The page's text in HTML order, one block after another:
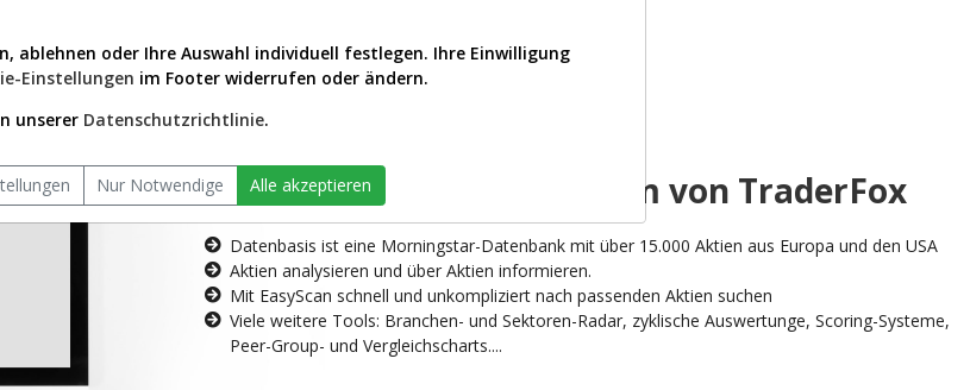
AKTIEN-TERMINAL
Die Aktienanalyse-Plattform von TraderFox
Datenbasis ist eine Morningstar-Datenbank mit über 15.000 Aktien aus Europa und den USA
Aktien analysieren und über Aktien informieren.
Mit EasyScan schnell und unkompliziert nach passenden Aktien suchen
Viele weitere Tools: Branchen- und Sektoren-Radar, zyklische Auswertunge, Scoring-Systeme,
Peer-Group- und Vergleichscharts....
ablehnen oder Ihre Auswahl individuell festlegen. Ihre Einwilligung
Einstellungen im Footer widerrufen oder ändern.
unserer Datenschutzrichtlinie.
Nur Notwendige Alle akzeptieren